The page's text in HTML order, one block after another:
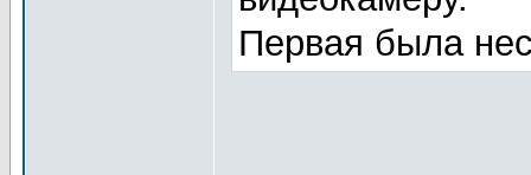
Первая была